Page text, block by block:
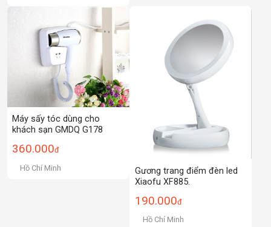
Máy sấy tóc dùng cho
khách sạn GMDQ G178
360.000đ
Hồ Chí Minh
Gương trang điểm đèn led
Xiaofu XF885.
190.000đ
Hồ Chí Minh